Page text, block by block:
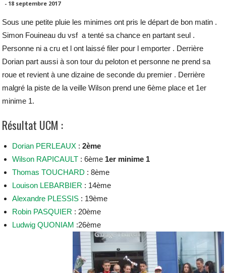
- 18 septembre 2017
Sous une petite pluie les minimes ont pris le départ de bon matin .
Simon Fouineau du vsf a tenté sa chance en partant seul .
Personne ni a cru et l ont laissé filer pour l emporter . Derrière
Dorian part aussi à son tour du peloton et personne ne prend sa
roue et revient à une dizaine de seconde du premier . Derrière
malgré la piste de la veille Wilson prend une 6ème place et 1er
minime 1.
Résultat UCM :
Dorian PERLEAUX : 2ème
Wilson RAPICAULT : 6ème 1er minime 1
Thomas TOUCHARD : 8ème
Louison LEBARBIER : 14ème
Alexandre PLESSIS : 19ème
Robin PASQUIER : 20ème
Ludwig QUONIAM :26ème